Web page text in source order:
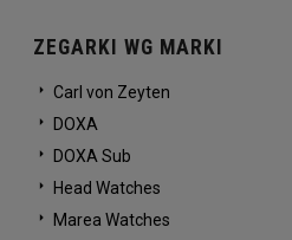
ZEGARKI WG MARKI
Carl von Zeyten
DOXA
DOXA Sub
Head Watches
Marea Watches